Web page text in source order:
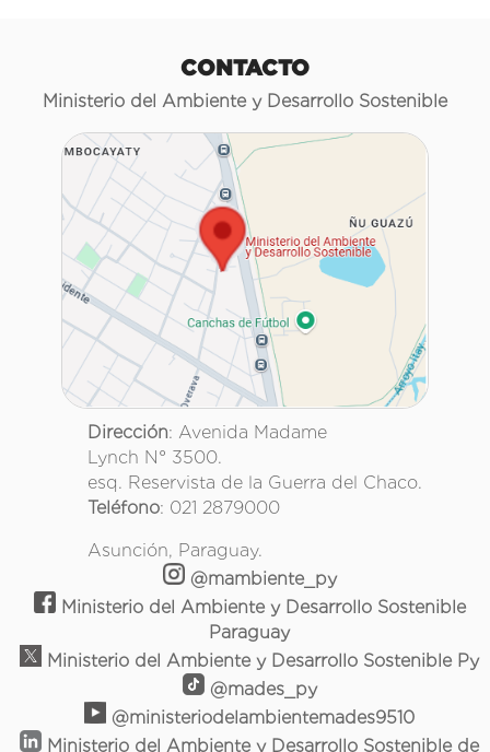
CONTACTO
Ministerio del Ambiente y Desarrollo Sostenible
Dirección: Avenida Madame
Lynch N° 3500.
esq. Reservista de la Guerra del Chaco.
Teléfono: 021 2879000
Asunción, Paraguay.
@mambiente_py
Ministerio del Ambiente y Desarrollo Sostenible
Paraguay
Ministerio del Ambiente y Desarrollo Sostenible Py
@mades_py
@ministeriodelambientemades9510
Ministerio del Ambiente y Desarrollo Sostenible de